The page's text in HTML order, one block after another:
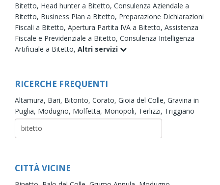
Bitetto, Head hunter a Bitetto, Consulenza Aziendale a
Bitetto, Business Plan a Bitetto, Preparazione Dichiarazioni
Fiscali a Bitetto, Apertura Partita IVA a Bitetto, Assistenza
Fiscale e Previdenziale a Bitetto, Consulenza Intelligenza
Artificiale a Bitetto, Altri servizi
RICERCHE FREQUENTI
Altamura, Bari, Bitonto, Corato, Gioia del Colle, Gravina in
Puglia, Modugno, Molfetta, Monopoli, Terlizzi, Triggiano
CITTÀ VICINE